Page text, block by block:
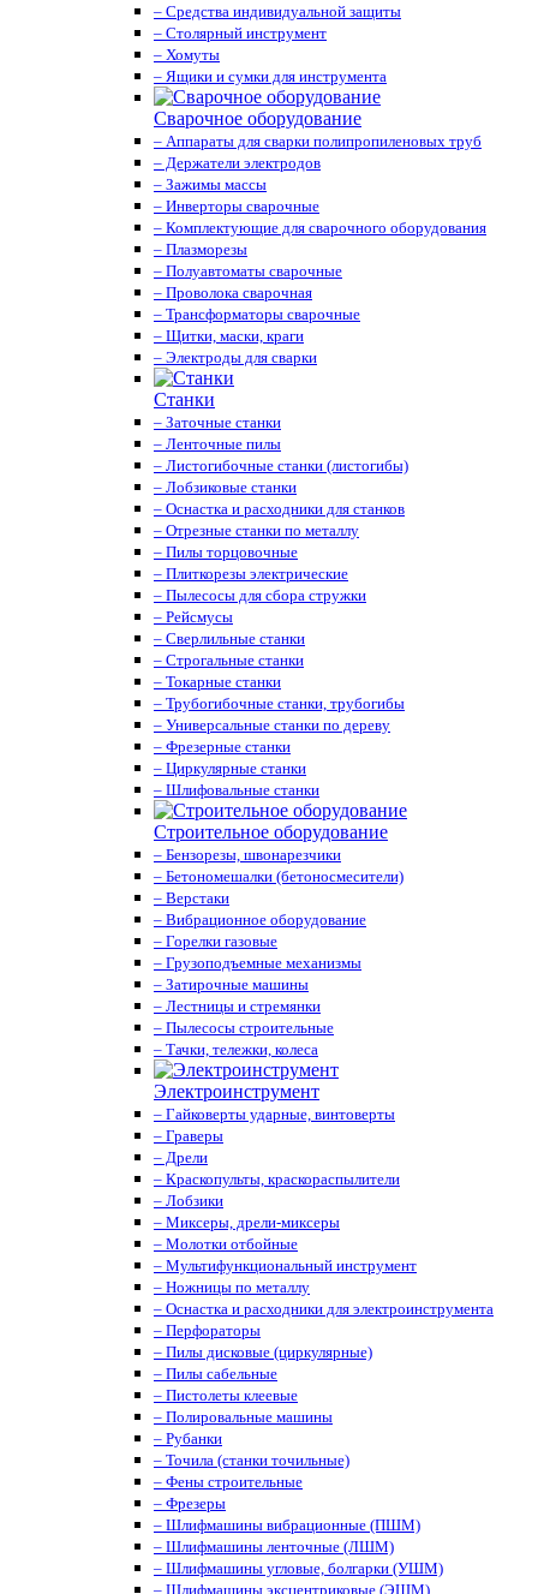
– Средства индивидуальной защиты
– Столярный инструмент
– Хомуты
– Ящики и сумки для инструмента
Сварочное оборудование
– Аппараты для сварки полипропиленовых труб
– Держатели электродов
– Зажимы массы
– Инверторы сварочные
– Комплектующие для сварочного оборудования
– Плазморезы
– Полуавтоматы сварочные
– Проволока сварочная
– Трансформаторы сварочные
– Щитки, маски, краги
– Электроды для сварки
Станки
– Заточные станки
– Ленточные пилы
– Листогибочные станки (листогибы)
– Лобзиковые станки
– Оснастка и расходники для станков
– Отрезные станки по металлу
– Пилы торцовочные
– Плиткорезы электрические
– Пылесосы для сбора стружки
– Рейсмусы
– Сверлильные станки
– Строгальные станки
– Токарные станки
– Трубогибочные станки, трубогибы
– Универсальные станки по дереву
– Фрезерные станки
– Циркулярные станки
– Шлифовальные станки
Строительное оборудование
– Бензорезы, швонарезчики
– Бетономешалки (бетоносмесители)
– Верстаки
– Вибрационное оборудование
– Горелки газовые
– Грузоподъемные механизмы
– Затирочные машины
– Лестницы и стремянки
– Пылесосы строительные
– Тачки, тележки, колеса
Электроинструмент
– Гайковерты ударные, винтоверты
– Граверы
– Дрели
– Краскопульты, краскораспылители
– Лобзики
– Миксеры, дрели-миксеры
– Молотки отбойные
– Мультифункциональный инструмент
– Ножницы по металлу
– Оснастка и расходники для электроинструмента
– Перфораторы
– Пилы дисковые (циркулярные)
– Пилы сабельные
– Пистолеты клеевые
– Полировальные машины
– Рубанки
– Точила (станки точильные)
– Фены строительные
– Фрезеры
– Шлифмашины вибрационные (ПШМ)
– Шлифмашины ленточные (ЛШМ)
– Шлифмашины угловые, болгарки (УШМ)
– Шлифмашины эксцентриковые (ЭШМ)